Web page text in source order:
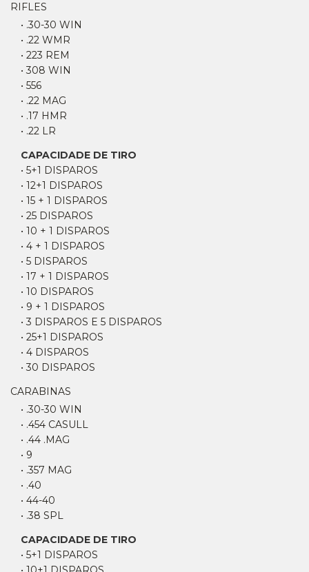
RIFLES
• .30-30 WIN
• .22 WMR
• 223 REM
• 308 WIN
• 556
• .22 MAG
• .17 HMR
• .22 LR
CAPACIDADE DE TIRO
• 5+1 DISPAROS
• 12+1 DISPAROS
• 15 + 1 DISPAROS
• 25 DISPAROS
• 10 + 1 DISPAROS
• 4 + 1 DISPAROS
• 5 DISPAROS
• 17 + 1 DISPAROS
• 10 DISPAROS
• 9 + 1 DISPAROS
• 3 DISPAROS E 5 DISPAROS
• 25+1 DISPAROS
• 4 DISPAROS
• 30 DISPAROS
CARABINAS
• .30-30 WIN
• .454 CASULL
• .44 .MAG
• 9
• .357 MAG
• .40
• 44-40
• .38 SPL
CAPACIDADE DE TIRO
• 5+1 DISPAROS